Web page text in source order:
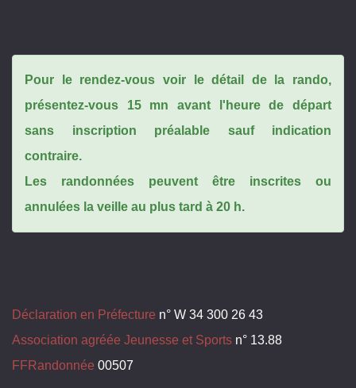
Pour le rendez-vous voir le détail de la rando,
présentez-vous 15 mn avant l'heure de départ
sans inscription préalable sauf indication
contraire.
Les randonnées peuvent être inscrites ou
annulées la veille au plus tard à 20 h.
Déclaration en Préfecture n° W 34 300 26 43
Association agréée Jeunesse et Sports n° 13.88
FFRandonnée 00507